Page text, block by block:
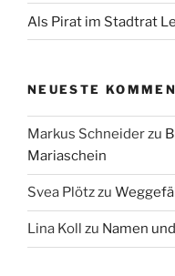
Als Pirat im Stadtrat
NEUESTE
Markus Schneiderzu
Mariaschein
Svea Plötzzu
Lina Koll zu Namen